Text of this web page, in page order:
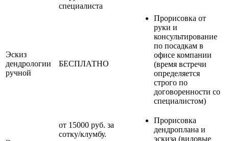
специалиста
Эскиз
дендрологии
ручной
БЕСПЛАТНО
Прорисовка от
руки и
консультирование
по посадкам в
офисе компании
(время встречи
определяется
строго по
договоренности со
специалистом)
от 15000 руб. за
сотку/клумбу.
Прорисовка
дендроплана и
эскиза (видовые